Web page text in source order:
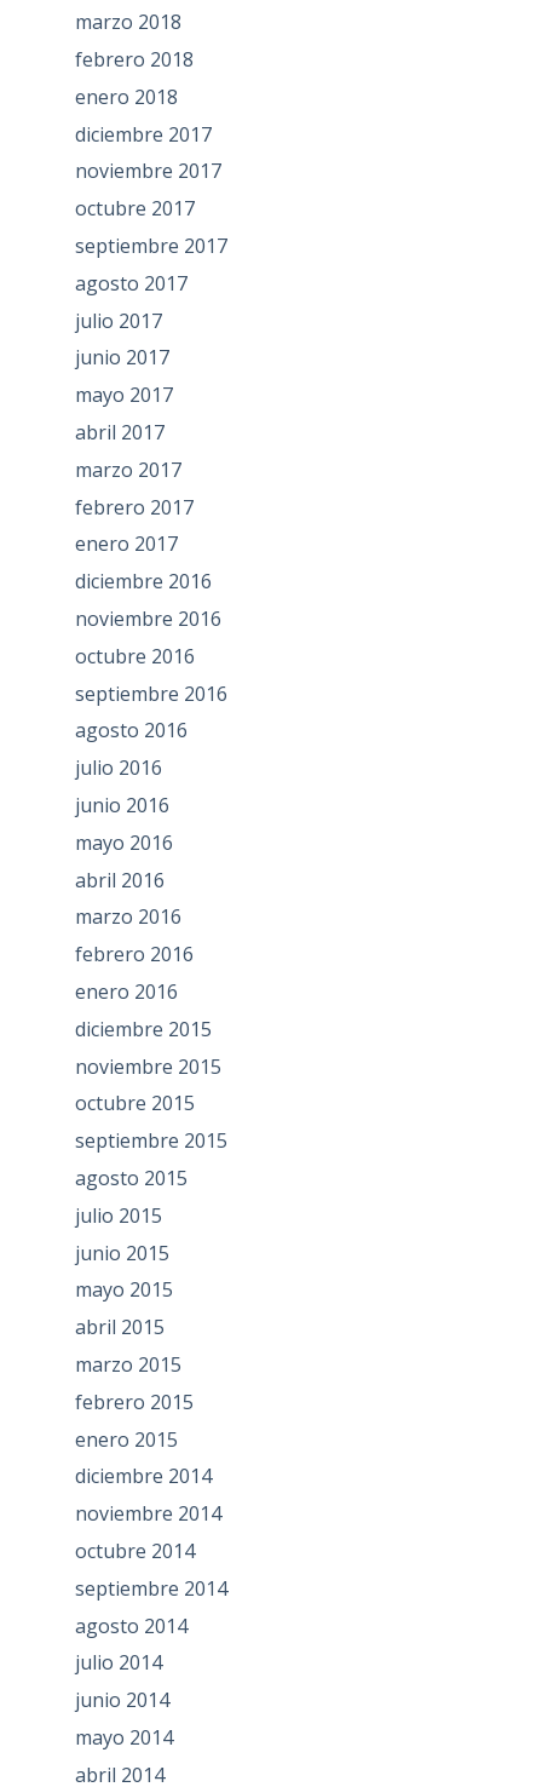
marzo 2018
febrero 2018
enero 2018
diciembre 2017
noviembre 2017
octubre 2017
septiembre 2017
agosto 2017
julio 2017
junio 2017
mayo 2017
abril 2017
marzo 2017
febrero 2017
enero 2017
diciembre 2016
noviembre 2016
octubre 2016
septiembre 2016
agosto 2016
julio 2016
junio 2016
mayo 2016
abril 2016
marzo 2016
febrero 2016
enero 2016
diciembre 2015
noviembre 2015
octubre 2015
septiembre 2015
agosto 2015
julio 2015
junio 2015
mayo 2015
abril 2015
marzo 2015
febrero 2015
enero 2015
diciembre 2014
noviembre 2014
octubre 2014
septiembre 2014
agosto 2014
julio 2014
junio 2014
mayo 2014
abril 2014